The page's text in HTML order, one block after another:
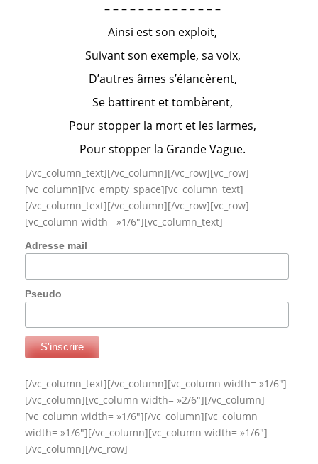
– – – – – – – – – – – – – –
Ainsi est son exploit,
Suivant son exemple, sa voix,
D’autres âmes s’élancèrent,
Se battirent et tombèrent,
Pour stopper la mort et les larmes,
Pour stopper la Grande Vague.
[/vc_column_text][/vc_column][/vc_row][vc_row]
[vc_column][vc_empty_space][vc_column_text]
[/vc_column_text][/vc_column][/vc_row][vc_row]
[vc_column width= »1/6″][vc_column_text]
Adresse mail
Pseudo
[/vc_column_text][/vc_column][vc_column width= »1/6″]
[/vc_column][vc_column width= »2/6″][/vc_column]
[vc_column width= »1/6″][/vc_column][vc_column
width= »1/6″][/vc_column][vc_column width= »1/6″]
[/vc_column][/vc_row]